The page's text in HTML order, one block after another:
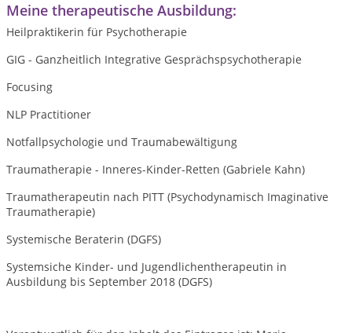
Meine therapeutische Ausbildung:
Heilpraktikerin für Psychotherapie
GIG - Ganzheitlich Integrative Gesprächspsychotherapie
Focusing
NLP Practitioner
Notfallpsychologie und Traumabewältigung
Traumatherapie - Inneres-Kinder-Retten (Gabriele Kahn)
Traumatherapeutin nach PITT (Psychodynamisch Imaginative
Traumatherapie)
Systemische Beraterin (DGFS)
Systemsiche Kinder- und Jugendlichentherapeutin in
Ausbildung bis September 2018 (DGFS)